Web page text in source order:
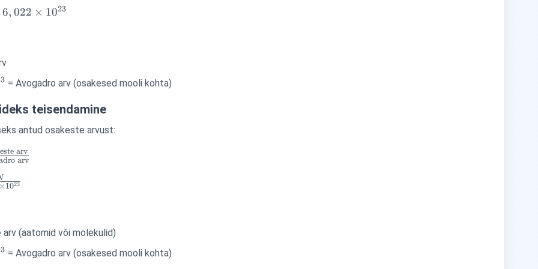
6, 022 × 1023
= Avogadro arv (osakesed mooli kohta)
teisendamine
antud osakeste arvust:
arv
arv
×1023
(aatomid või molekulid)
= Avogadro arv (osakesed mooli kohta)